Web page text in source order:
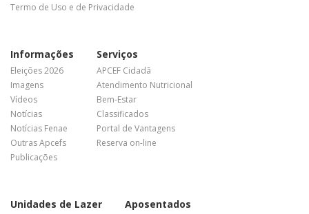
Termo de Uso e de Privacidade
Informações
Eleições 2026
Imagens
Vídeos
Notícias
Notícias Fenae
Outras Apcefs
Publicações
Serviços
APCEF Cidadã
Atendimento Nutricional
Bem-Estar
Classificados
Portal de Vantagens
Reserva on-line
Unidades de Lazer Aposentados